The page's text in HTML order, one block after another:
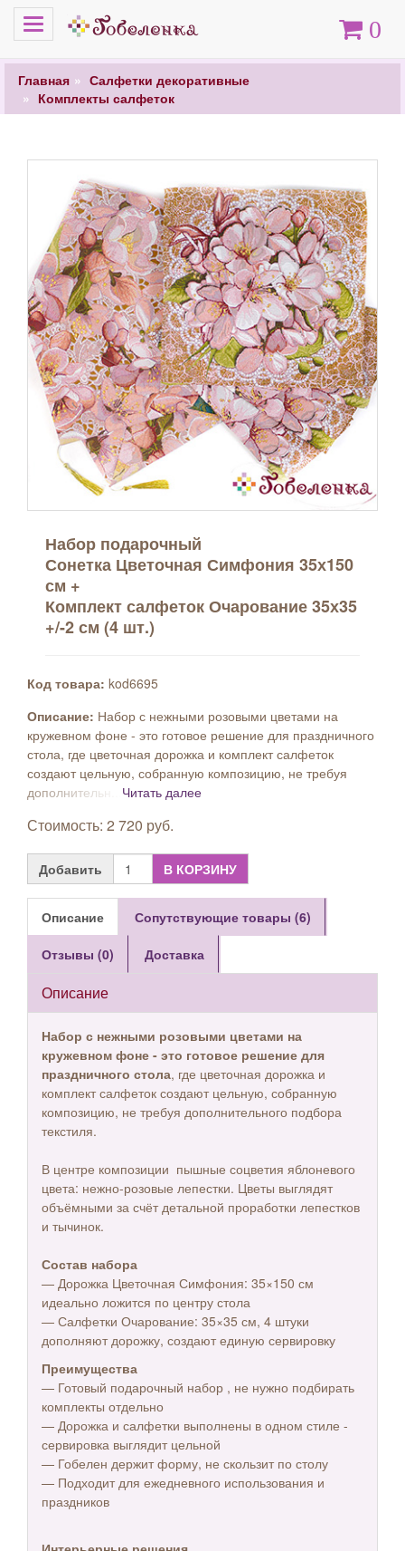
Меню Корзина
0
Главная
Салфетки декоративные
Комплекты салфеток
Набор подарочный
Сонетка Цветочная Симфония 35х150
см +
Комплект салфеток Очарование 35х35
+/-2 см (4 шт.)
Код товара: kod6695
Описание: Набор с нежными розовыми цветами на
кружевном фоне - это готовое решение для праздничного
стола, где цветочная дорожка и комплект салфеток
создают цельную, собранную композицию, не требуя
дополнительн... Читать далее
Стоимость: 2 720 руб.
Добавить В КОРЗИНУ
Описание Сопутствующие товары (6)
Отзывы (0) Доставка
Описание
Набор с нежными розовыми цветами на
кружевном фоне - это готовое решение для
праздничного стола, где цветочная дорожка и
комплект салфеток создают цельную, собранную
композицию, не требуя дополнительного подбора
текстиля.
В центре композиции пышные соцветия яблоневого
цвета: нежно-розовые лепестки. Цветы выглядят
объёмными за счёт детальной проработки лепестков
и тычинок.
Состав набора
— Дорожка Цветочная Симфония: 35×150 см
идеально ложится по центру стола
— Салфетки Очарование: 35×35 см, 4 штуки
дополняют дорожку, создают единую сервировку
Преимущества
— Готовый подарочный набор , не нужно подбирать
комплекты отдельно
— Дорожка и салфетки выполнены в одном стиле -
сервировка выглядит цельной
— Гобелен держит форму, не скользит по столу
— Подходит для ежедневного использования и
праздников